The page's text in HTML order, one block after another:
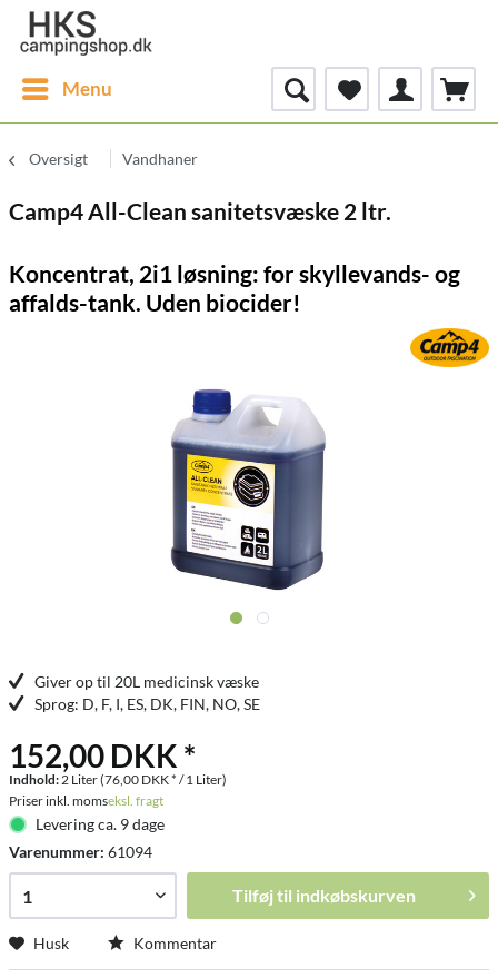
Menu
Oversigt Vandhaner
Camp4 All-Clean sanitetsvæske 2 ltr.
Koncentrat, 2i1 løsning: for skyllevands- og
affalds-tank. Uden biocider!
Giver op til 20L medicinsk væske
Sprog: D, F, I, ES, DK, FIN, NO, SE
152,00 DKK *
Indhold:2 Liter (76,00 DKK * / 1 Liter)
Priser inkl. momseksl. fragt
Levering ca. 9 dage
Varenummer: 61094
Tilføj til indkøbskurven
Husk Kommentar